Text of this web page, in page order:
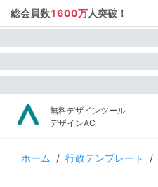
総会員数1600万人突破！
無料デザインツール
デザインAC
ホーム / 行政テンプレート /